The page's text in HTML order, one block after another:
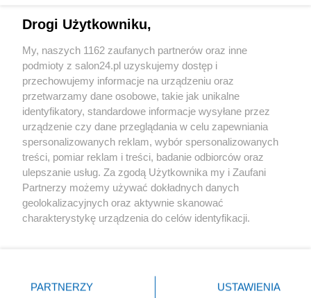
Sport
Społeczeństwo
Kultura
X Facebook Instagram Youtube
Drogi Użytkowniku,
My, naszych 1162 zaufanych partnerów oraz inne
podmioty z salon24.pl uzyskujemy dostęp i
przechowujemy informacje na urządzeniu oraz
przetwarzamy dane osobowe, takie jak unikalne
identyfikatory, standardowe informacje wysyłane przez
urządzenie czy dane przeglądania w celu zapewniania
spersonalizowanych reklam, wybór spersonalizowanych
treści, pomiar reklam i treści, badanie odbiorców oraz
ulepszanie usług. Za zgodą Użytkownika my i Zaufani
Partnerzy możemy używać dokładnych danych
geolokalizacyjnych oraz aktywnie skanować
charakterystykę urządzenia do celów identyfikacji.
zmienić/wycofać klikając przycisk ustawień prywatności
PARTNERZY USTAWIENIA